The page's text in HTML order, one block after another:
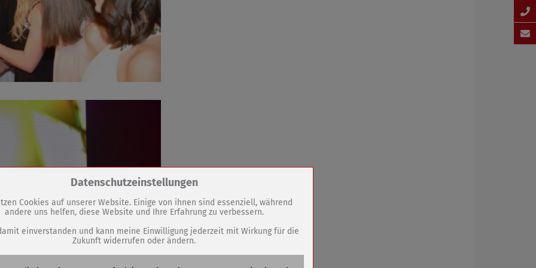
Zum Betrieb der Seite notwendige Cookies / Drittanbieter:
PHP Session Cookie
Eigentümer dieser Website (Wenko-Wenselaar GmbH & Co. KG)
Absicherung Kontaktformular / SPAM Schutz
PHPSESSID, fe_typo_user
Datenschutzeinstellungen
Cookies auf unserer Website. Einige von ihnen sind essenziell, während
andere uns helfen, diese Website und Ihre Erfahrung zu verbessern.
einverstanden und kann meine Einwilligung jederzeit mit Wirkung für die
Zukunft widerrufen oder ändern.